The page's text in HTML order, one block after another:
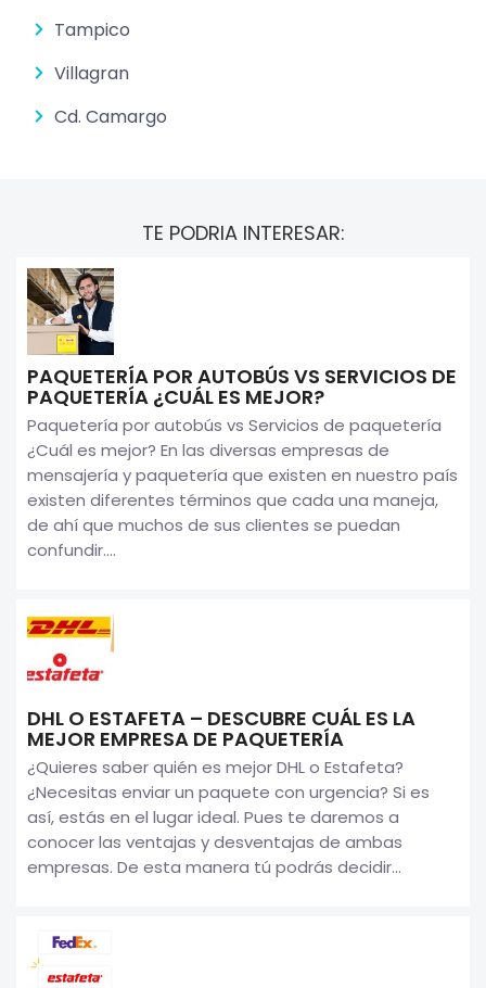
Tampico
Villagran
Cd. Camargo
TE PODRIA INTERESAR:
PAQUETERÍA POR AUTOBÚS VS SERVICIOS DE
PAQUETERÍA ¿CUÁL ES MEJOR?
Paquetería por autobús vs Servicios de paquetería
¿Cuál es mejor? En las diversas empresas de
mensajería y paquetería que existen en nuestro país
existen diferentes términos que cada una maneja,
de ahí que muchos de sus clientes se puedan
confundir....
DHL O ESTAFETA – DESCUBRE CUÁL ES LA
MEJOR EMPRESA DE PAQUETERÍA
¿Quieres saber quién es mejor DHL o Estafeta?
¿Necesitas enviar un paquete con urgencia? Si es
así, estás en el lugar ideal. Pues te daremos a
conocer las ventajas y desventajas de ambas
empresas. De esta manera tú podrás decidir...